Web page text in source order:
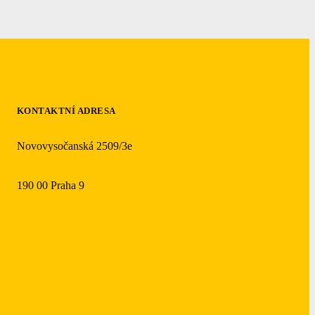
KONTAKTNÍ ADRESA
Novovysočanská 2509/3e
190 00 Praha 9